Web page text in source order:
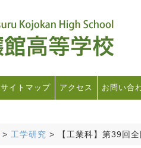
サイトマップ アクセス お問い合
> 工学研究 > 【工業科】第39回